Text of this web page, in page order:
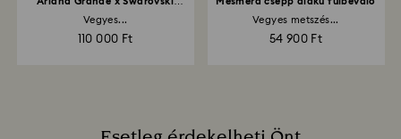
Vegyes...
110 000 Ft
Vegyes metszés...
54 900 Ft